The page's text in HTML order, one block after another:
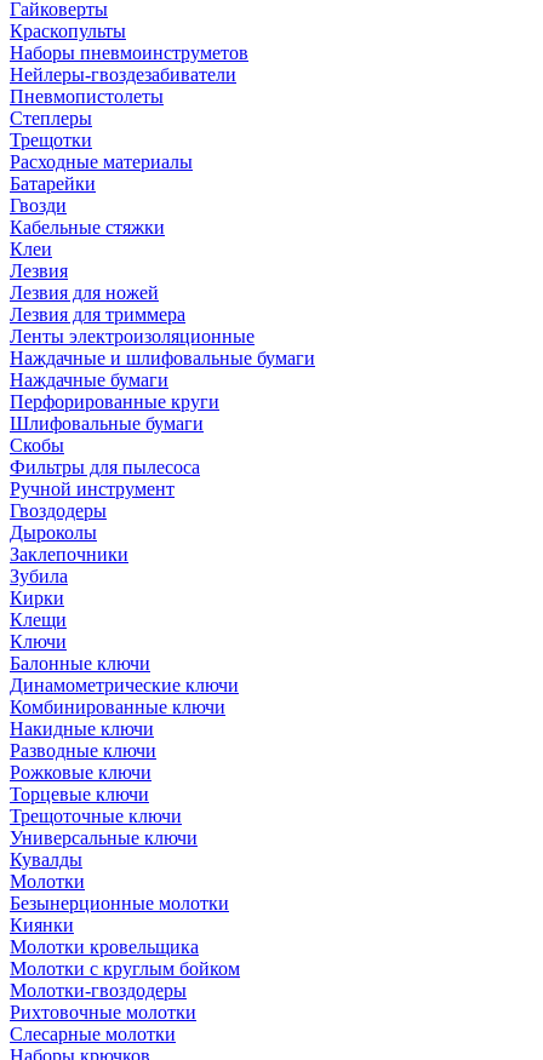
Гайковерты
Краскопульты
Наборы пневмоинструметов
Нейлеры-гвоздезабиватели
Пневмопистолеты
Степлеры
Трещотки
Расходные материалы
Батарейки
Гвозди
Кабельные стяжки
Клеи
Лезвия
Лезвия для ножей
Лезвия для триммера
Ленты электроизоляционные
Наждачные и шлифовальные бумаги
Наждачные бумаги
Перфорированные круги
Шлифовальные бумаги
Скобы
Фильтры для пылесоса
Ручной инструмент
Гвоздодеры
Дыроколы
Заклепочники
Зубила
Кирки
Клещи
Ключи
Балонные ключи
Динамометрические ключи
Комбинированные ключи
Накидные ключи
Разводные ключи
Рожковые ключи
Торцевые ключи
Трещоточные ключи
Универсальные ключи
Кувалды
Молотки
Безынерционные молотки
Киянки
Молотки кровельщика
Молотки с круглым бойком
Молотки-гвоздодеры
Рихтовочные молотки
Слесарные молотки
Наборы крючков